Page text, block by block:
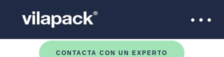
CONTACTA CON UN EXPERTO